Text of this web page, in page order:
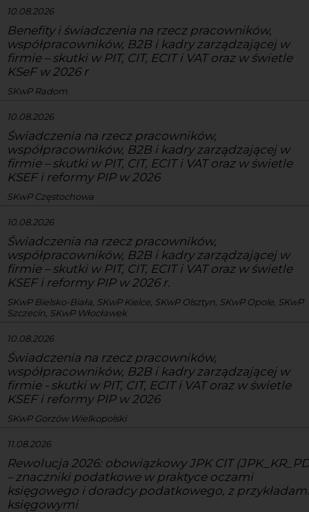
10.08.2026
Benefity i świadczenia na rzecz pracowników,
współpracowników, B2B i kadry zarządzającej w
firmie – skutki w PIT, CIT, ECIT i VAT oraz w świetle
KSeF w 2026 r
SKwP Radom
10.08.2026
Świadczenia na rzecz pracowników,
współpracowników, B2B i kadry zarządzającej w
firmie – skutki w PIT, CIT, ECIT i VAT oraz w świetle
KSEF i reformy PIP w 2026
SKwP Częstochowa
10.08.2026
Świadczenia na rzecz pracowników,
współpracowników, B2B i kadry zarządzającej w
firmie – skutki w PIT, CIT, ECIT i VAT oraz w świetle
KSEF i reformy PIP w 2026 r.
SKwP Bielsko-Biała, SKwP Kielce, SKwP Olsztyn, SKwP Opole, SKwP
Szczecin, SKwP Włocławek
10.08.2026
Świadczenia na rzecz pracowników,
współpracowników, B2B i kadry zarządzającej w
firmie - skutki w PIT, CIT, ECIT i VAT oraz w świetle
KSEF i reformy PIP w 2026
SKwP Gorzów Wielkopolski
11.08.2026
Rewolucja 2026: obowiązkowy JPK CIT
– znaczniki podatkowe w praktyce oczami
księgowego i doradcy podatkowego, z
księgowymi